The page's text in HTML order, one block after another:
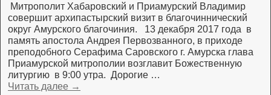
Митрополит Хабаровский и Приамурский Владимир
совершит архипастырский визит в благочиннический
округ Амурского благочиния. 13 декабря 2017 года в
память апостола Андрея Первозванного, в приходе
преподобного Серафима Саровского г. Амурска глава
Приамурской митрополии возглавит Божественную
литургию в 9:00 утра. Дорогие …
Читать далее →